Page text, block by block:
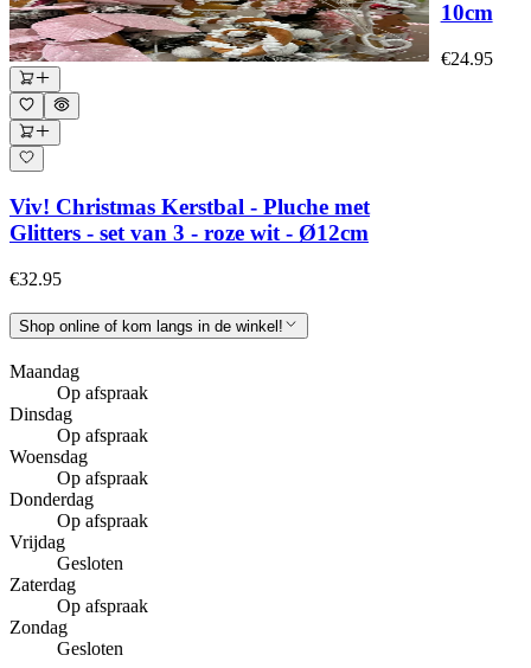
Viv! Christmas Kerstbal - Pluche met
Glitters - set van 3 - roze wit - Ø12cm
€32.95
10cm
€24.95
Shop online of kom langs in de winkel!
Maandag
Op afspraak
Dinsdag
Op afspraak
Woensdag
Op afspraak
Donderdag
Op afspraak
Vrijdag
Gesloten
Zaterdag
Op afspraak
Zondag
Gesloten